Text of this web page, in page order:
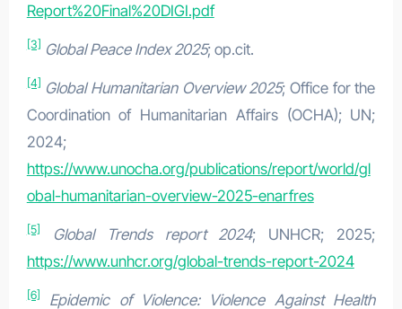
Report%20Final%20DIGI.pdf
[3] Global Peace Index 2025; op.cit.
[4] Global Humanitarian Overview 2025; Office for the
Coordination of Humanitarian Affairs (OCHA); UN;
2024;
https://www.unocha.org/publications/report/world/gl
obal-humanitarian-overview-2025-enarfres
[5] Global Trends report 2024; UNHCR; 2025;
https://www.unhcr.org/global-trends-report-2024
[6]
Epidemic of Violence: Violence Against Health